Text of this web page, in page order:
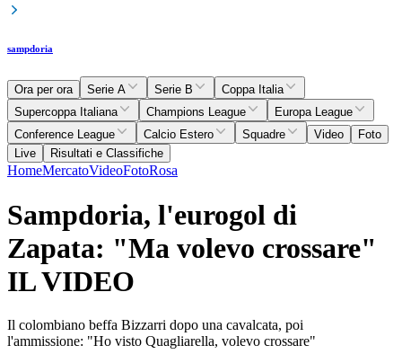
sampdoria
Ora per ora Serie A Serie B
Coppa Italia
Supercoppa Italiana
Champions League
Europa League
Conference League
Calcio Estero Squadre Video
Foto
Live
Risultati e Classifiche
HomeMercatoVideoFotoRosa
Sampdoria, l'eurogol di
Zapata: "Ma volevo crossare"
IL VIDEO
Il colombiano beffa Bizzarri dopo una cavalcata, poi
l'ammissione: "Ho visto Quagliarella, volevo crossare"